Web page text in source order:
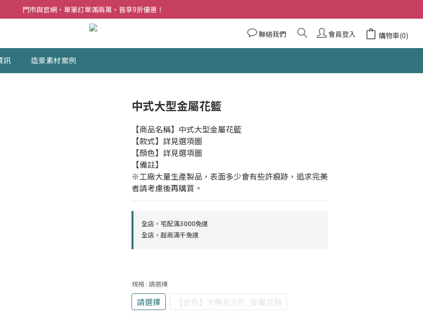
夏日購花福利．消費不限金額【贈】乾燥玫瑰乙束
門市與官網，單筆訂單滿兩萬，皆享9折優惠！
夏日購花福利．消費不限金額【贈】乾燥玫瑰乙束
聯絡我們 會員登入 購物車(0)
訊 造景素材案例
中式大型金屬花籃
【商品名稱】中式大型金屬花籃
【款式】詳見選項圖
【顏色】詳見選項圖
【備註】
※工廠大量生產製品，表面多少會有些許痕跡，追求完美
者請考慮後再購買。
全店，宅配滿3000免運
全店，超商滿千免運
規格 : 請選擇
請選擇
【金色】大橫長方形_金屬盆器